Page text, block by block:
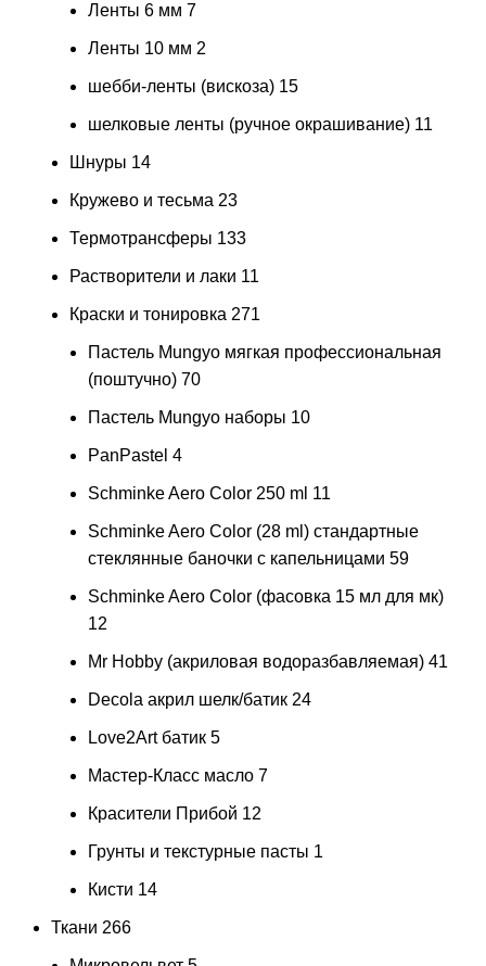
Ленты 6 мм 7
Ленты 10 мм 2
шебби-ленты (вискоза) 15
шелковые ленты (ручное окрашивание) 11
Шнуры 14
Кружево и тесьма 23
Термотрансферы 133
Растворители и лаки 11
Краски и тонировка 271
Пастель Mungyo мягкая профессиональная
(поштучно) 70
Пастель Mungyo наборы 10
PanPastel 4
Schminke Aero Color 250 ml 11
Schminke Aero Color (28 ml) стандартные
стеклянные баночки с капельницами 59
Schminke Aero Color (фасовка 15 мл для мк)
12
Mr Hobby (акриловая водоразбавляемая) 41
Decola акрил шелк/батик 24
Love2Art батик 5
Мастер-Класс масло 7
Красители Прибой 12
Грунты и текстурные пасты 1
Кисти 14
Ткани 266